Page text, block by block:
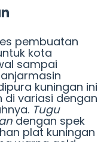
pembuatan
kota
sampai
kuningan ini
di variasi dengan
Tugu
dengan spek
plat kuningan